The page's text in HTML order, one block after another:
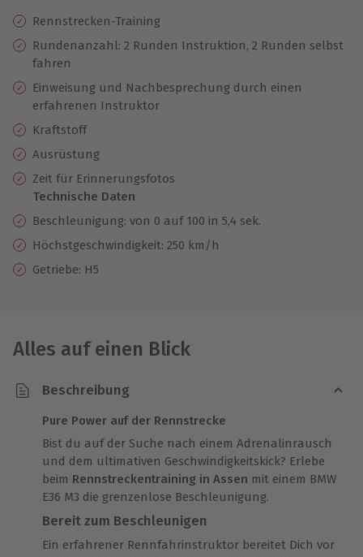
10 Jahre gültig & verlängerbar.
Rennstrecken-Training
Rundenanzahl: 2 Runden Instruktion, 2 Runden selbst
fahren
Einweisung und Nachbesprechung durch einen
erfahrenen Instruktor
Kraftstoff
Ausrüstung
Zeit für Erinnerungsfotos
Technische Daten
Beschleunigung: von 0 auf 100 in 5,4 sek.
Höchstgeschwindigkeit: 250 km/h
Getriebe: H5
Alles auf einen Blick
Beschreibung
Pure Power auf der Rennstrecke
Bist du auf der Suche nach einem Adrenalinrausch
und dem ultimativen Geschwindigkeitskick? Erlebe
beim Rennstreckentraining in Assen mit einem BMW
E36 M3 die grenzenlose Beschleunigung.
Bereit zum Beschleunigen
Ein erfahrener Rennfahrinstruktor bereitet Dich vor